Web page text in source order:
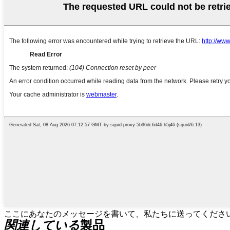
ここにあなたのメッセージを書いて、私たちに送ってくださ
関連している製品